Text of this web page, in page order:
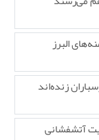
البرز
زنده‌اند
آتشفشانی